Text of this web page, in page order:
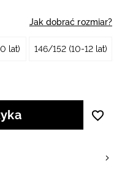
Jak dobrać rozmiar?
lat) 146/152 (10-12 lat)